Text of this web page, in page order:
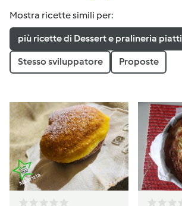
Mostra ricette simili per:
più ricette di Dessert e pralineria piatti
Stesso sviluppatore Proposte